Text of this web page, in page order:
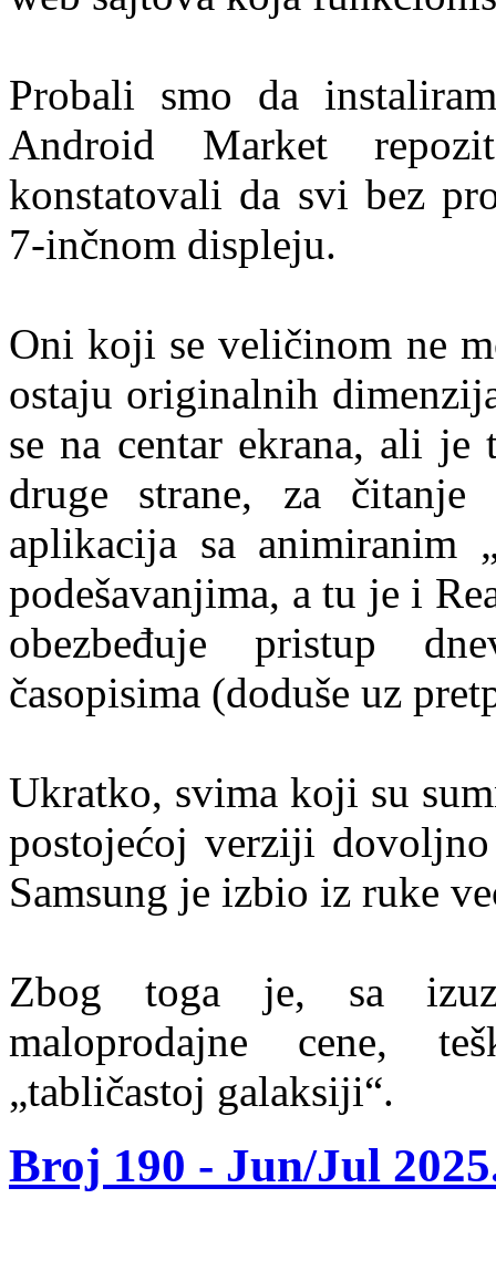
Probali smo da
Android Market
konstatovali da svi bez
7-inčnom displeju.
Oni koji se veličinom ne
ostaju originalnih
se na centar ekrana, ali
druge strane, za čitanje
aplikacija sa animiranim
podešavanjima, a tu je i
obezbeđuje pristup
časopisima (doduše uz
Ukratko, svima koji su
postojećoj verziji
Samsung je izbio iz ruke
Zbog toga je, sa
maloprodajne cene,
„tabličastoj galaksiji“.
Broj 190 - Jun/Jul